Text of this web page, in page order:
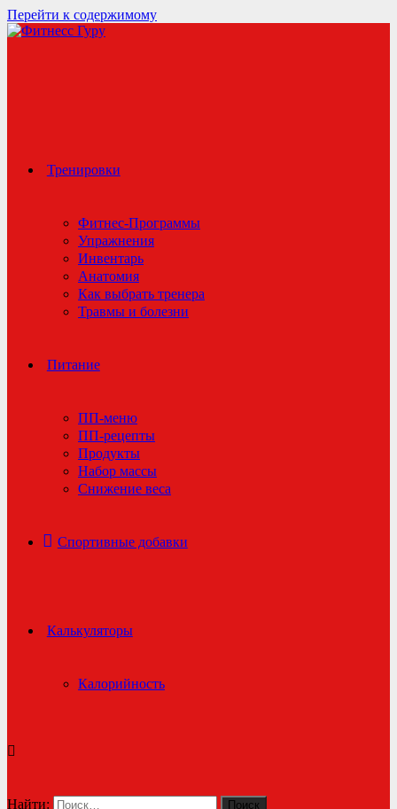
Перейти к содержимому
Тренировки
Фитнес-Программы
Упражнения
Инвентарь
Анатомия
Как выбрать тренера
Травмы и болезни
Питание
ПП-меню
ПП-рецепты
Продукты
Набор массы
Снижение веса
Спортивные добавки
Калькуляторы
Калорийность
Найти: